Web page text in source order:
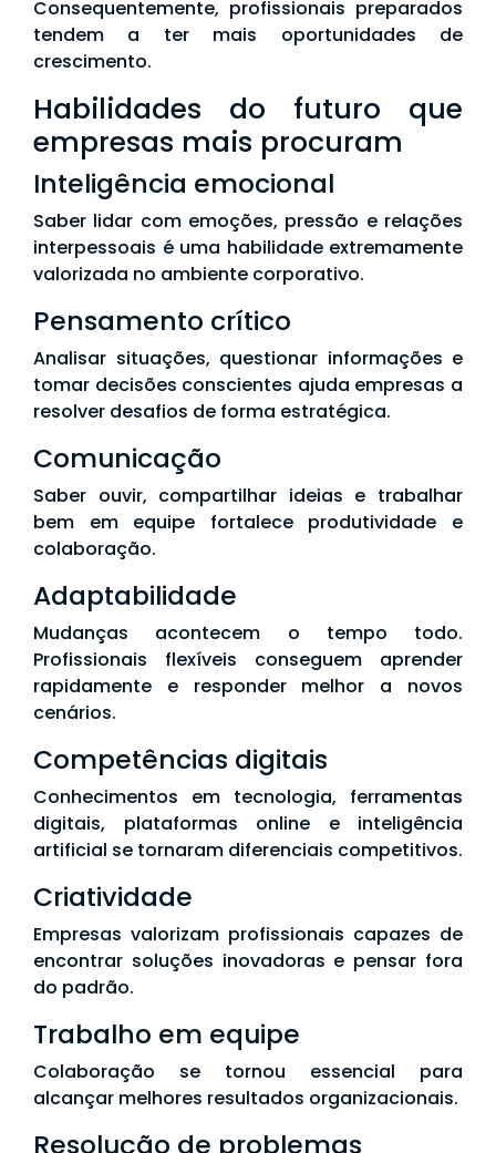
Consequentemente, profissionais preparados
tendem a ter mais oportunidades de
crescimento.
Habilidades do futuro que
empresas mais procuram
Inteligência emocional
Saber lidar com emoções, pressão e relações
interpessoais é uma habilidade extremamente
valorizada no ambiente corporativo.
Pensamento crítico
Analisar situações, questionar informações e
tomar decisões conscientes ajuda empresas a
resolver desafios de forma estratégica.
Comunicação
Saber ouvir, compartilhar ideias e trabalhar
bem em equipe fortalece produtividade e
colaboração.
Adaptabilidade
Mudanças acontecem o tempo todo.
Profissionais flexíveis conseguem aprender
rapidamente e responder melhor a novos
cenários.
Competências digitais
Conhecimentos em tecnologia, ferramentas
digitais, plataformas online e inteligência
artificial se tornaram diferenciais competitivos.
Criatividade
Empresas valorizam profissionais capazes de
encontrar soluções inovadoras e pensar fora
do padrão.
Trabalho em equipe
Colaboração se tornou essencial para
alcançar melhores resultados organizacionais.
Resolução de problemas